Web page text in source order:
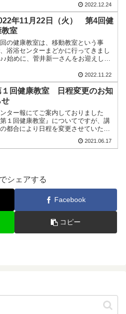
きました。おしゃべりをしながら手作
ムなどを作り、楽しい時間を過ごせ
思います。とって...
2022.12.24
年11月22日（火） 第4回健
教室
の健康教室は、移動教室という事
浴浴センターまどかに行ってきまし
始めに、菅井新一さんをお迎えし、
た。皆さん楽しく運動をしていまし
体操の後、弁当形式でランチを頂き
た。その後、温泉に入ら...
2022.11.22
１回健康教室 日程変更のお知
せ
ター報にてご案内しておりました
第１回健康教室』についてですが、講
都合により日程を変更させていただ
ます。大変申し訳ございませんが、ご
赦のほどよろしくお願い申し上げま
2021.06.17
シェアする
Facebook
コピー